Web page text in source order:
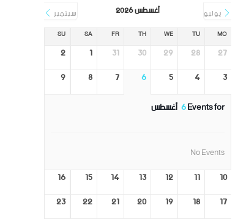
يوليو أغسطس 2026 سبتمبر
MO
TU
WE
TH
FR
SA
SU
27
28
29
30
31
1
2
3
4
5
6
7
8
9
Events for
6أغسطس
No Events
10
11
12
13
14
15
16
17
18
19
20
21
22
23